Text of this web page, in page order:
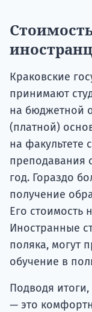
Краковские
принимают
на бюджетной
(платной)
на факультете
преподавания
год. Гораздо
получение
Его стоимость
Иностранные
поляка, могут
обучение в
Подводя
— это